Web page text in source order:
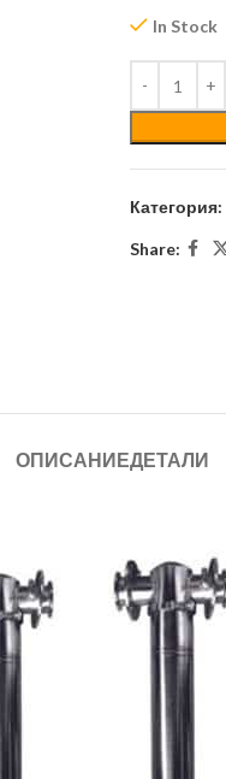
In Stock
Категория:
Share:
ОПИСАНИЕДЕТАЛИ